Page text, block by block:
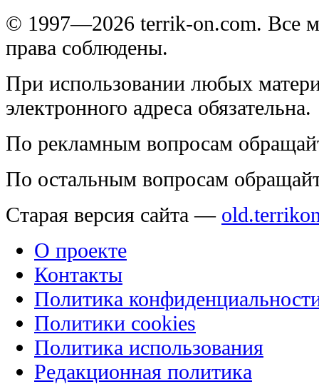
© 1997—2026 terrik-on.com. Все
права соблюдены.
При использовании любых
электронного адреса обязательна.
По рекламным вопросам
По остальным вопросам
Старая версия сайта —
О проекте
Контакты
Политика
Политики cookies
Политика использования
Редакционная политика